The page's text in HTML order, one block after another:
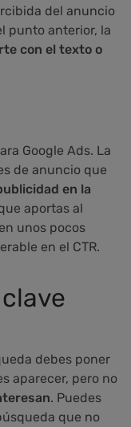
del anuncio
punto anterior, la
con el texto o
Google Ads. La
de anuncio que
en la
aportas al
unos pocos
en el CTR.
debes poner
aparecer, pero no
. Puedes
que no